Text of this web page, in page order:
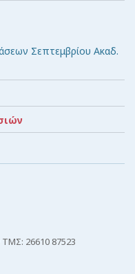
Σεπτεμβρίου Ακαδ.
26610 87523